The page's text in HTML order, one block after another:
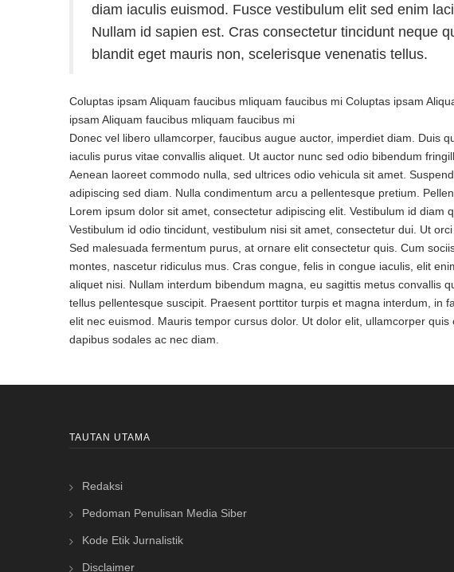
diam iaculis euismod. Fusce vestibulum elit sed enim
Nullam id sapien est. Cras consectetur tincidunt neque
blandit eget mauris non, scelerisque venenatis tellus.
Coluptas ipsam Aliquam faucibus mliquam faucibus mi Coluptas ipsam
ipsam Aliquam faucibus mliquam faucibus mi
Donec vel libero ullamcorper, faucibus augue auctor, imperdiet diam. Duis
iaculis purus vitae convallis aliquet. Ut auctor nunc sed odio bibendum
Aenean laoreet commodo nulla, sed ultrices odio vehicula sit amet.
adipiscing sed diam. Nulla condimentum arcu a pellentesque pretium.
Lorem ipsum dolor sit amet, consectetur adipiscing elit. Vestibulum id diam
Vestibulum id odio tincidunt, vestibulum nisi sit amet, consectetur dui. Ut
Sed malesuada fermentum purus, at ornare elit consectetur quis. Cum
montes, nascetur ridiculus mus. Cras congue, felis in congue iaculis, elit
aliquet nisi. Nullam interdum bibendum magna, eu sagittis metus convallis
tellus pellentesque suscipit. Praesent porttitor turpis et magna interdum, in
elit nec euismod. Mauris tempor cursus dolor. Ut dolor elit, ullamcorper
dapibus sodales ac nec diam.
TAUTAN UTAMA
Redaksi
Pedoman Penulisan Media Siber
Kode Etik Jurnalistik
Disclaimer